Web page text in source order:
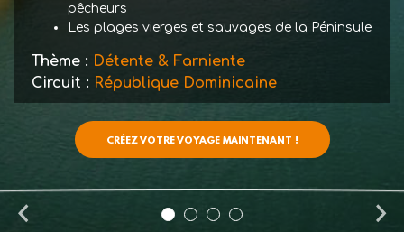
pêcheurs
Les plages vierges et sauvages de la Péninsule
Thème : Détente & Farniente
Circuit : République Dominicaine
CRÉEZ VOTRE VOYAGE MAINTENANT !